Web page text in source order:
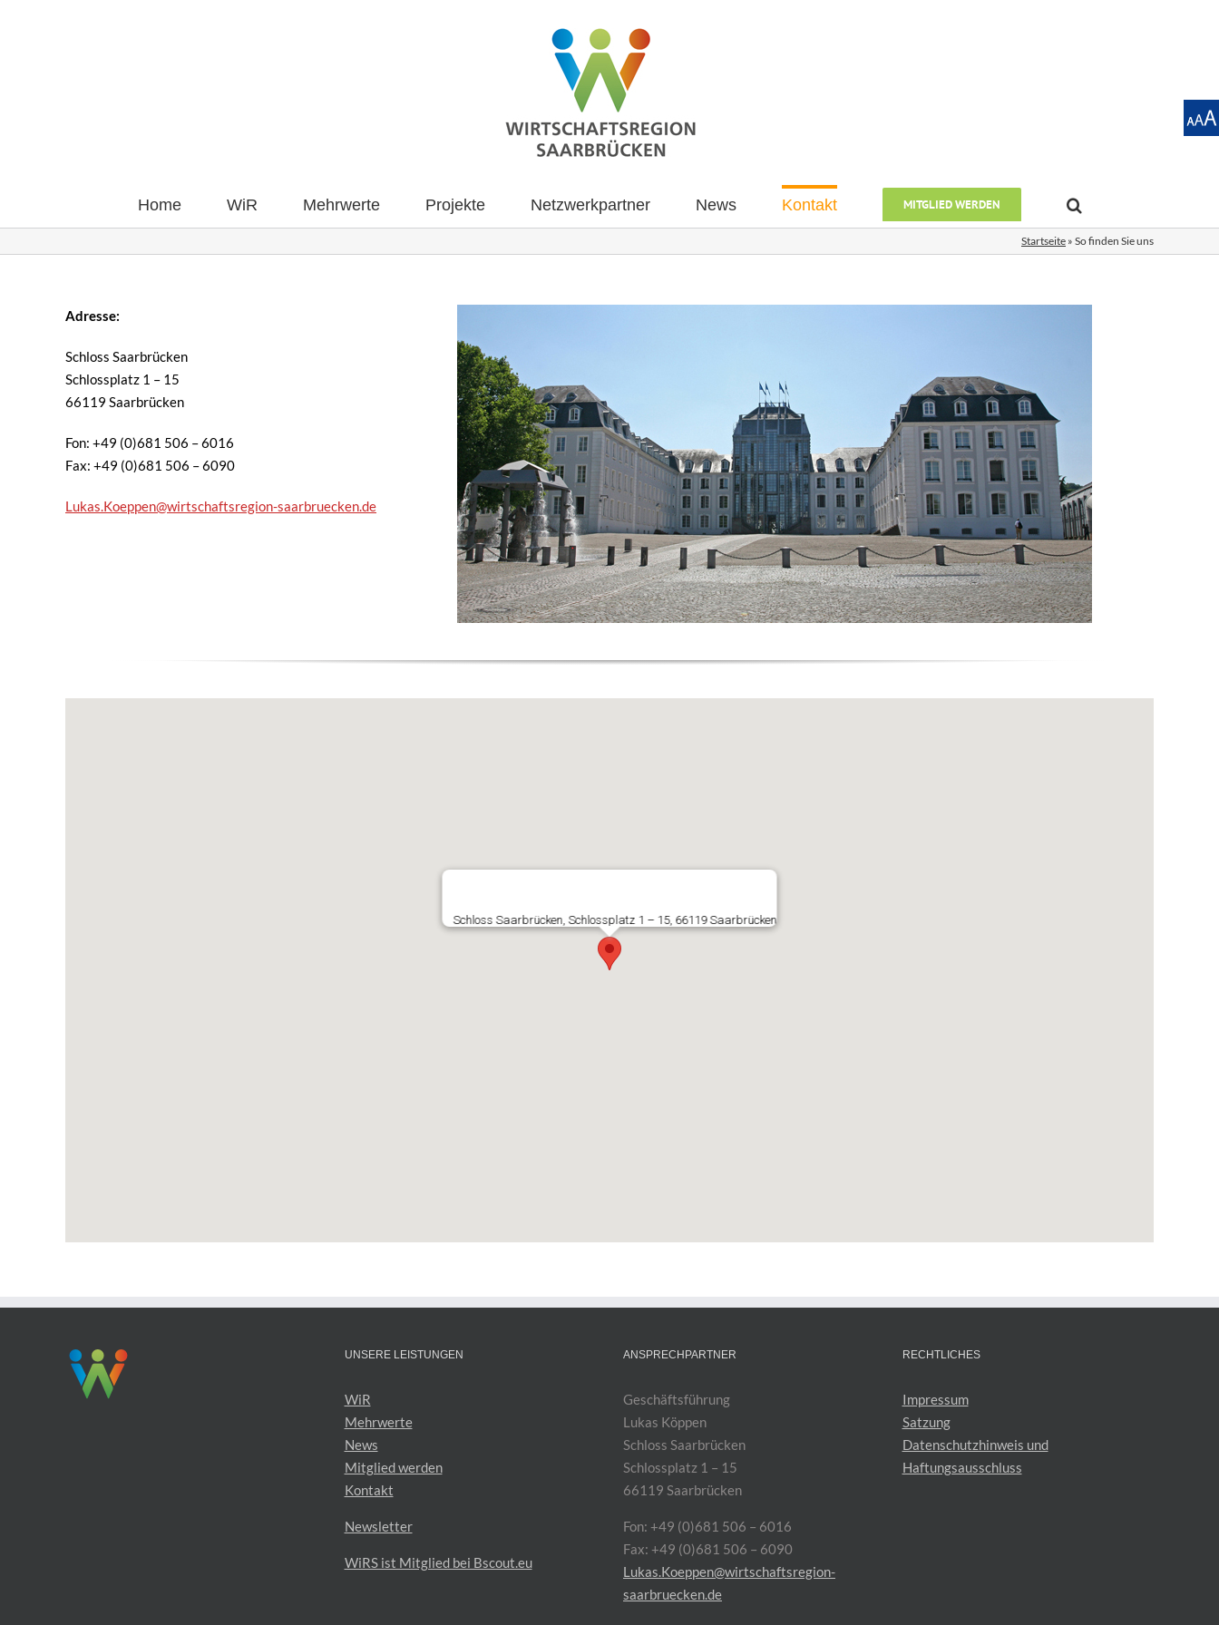
Home WiR Mehrwerte Projekte Netzwerkpartner News Kontakt MITGLIED WERDEN
Startseite » So finden Sie uns
Adresse:
Schloss Saarbrücken
Schlossplatz 1 – 15
66119 Saarbrücken
Fon: +49 (0)681 506 – 6016
Fax: +49 (0)681 506 – 6090
Lukas.Koeppen@wirtschaftsregion-saarbruecken.de
Schloss Saarbrücken, Schlossplatz 1 – 15, 66119 Saarbrücken
UNSERE LEISTUNGEN
WiR
Mehrwerte
News
Mitglied werden
Kontakt
Newsletter
WiRS ist Mitglied bei Bscout.eu
ANSPRECHPARTNER
Geschäftsführung
Lukas Köppen
Schloss Saarbrücken
Schlossplatz 1 – 15
66119 Saarbrücken
Fon: +49 (0)681 506 – 6016
Fax: +49 (0)681 506 – 6090
Lukas.Koeppen@wirtschaftsregion-
saarbruecken.de
RECHTLICHES
Impressum
Satzung
Datenschutzhinweis und
Haftungsausschluss